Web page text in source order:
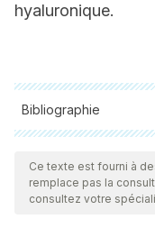
hyaluronique.
Bibliographie
Toutes les sources
par notre équipe pour
actualité et leur
Ce texte est fourni à
remplace pas la
consultez votre